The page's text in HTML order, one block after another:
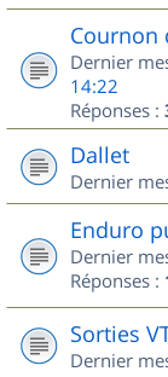
Cournon
Dernier
14:22
Réponses :
Dallet
Dernier
Enduro
Dernier
Réponses :
Sorties
Dernier